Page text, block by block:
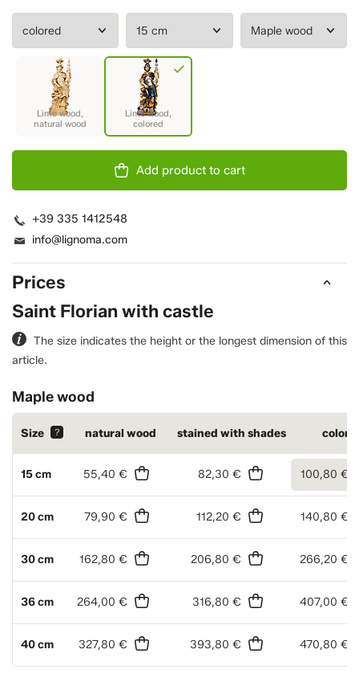
Prices
Saint Florian with castle
The size indicates the height or the longest dimension of this
article.
Maple wood
Size ? natural wood stained with shades
15 cm 55,40 € 82,30 € 100,80 €
20 cm 79,90 € 112,20 € 140,80 €
30 cm 162,80 € 206,80 € 266,20 €
36 cm 264,00 € 316,80 € 407,00 €
40 cm 327,80 € 393,80 € 470,80 €
Add product to cart
+39 335 1412548
info@lignoma.com